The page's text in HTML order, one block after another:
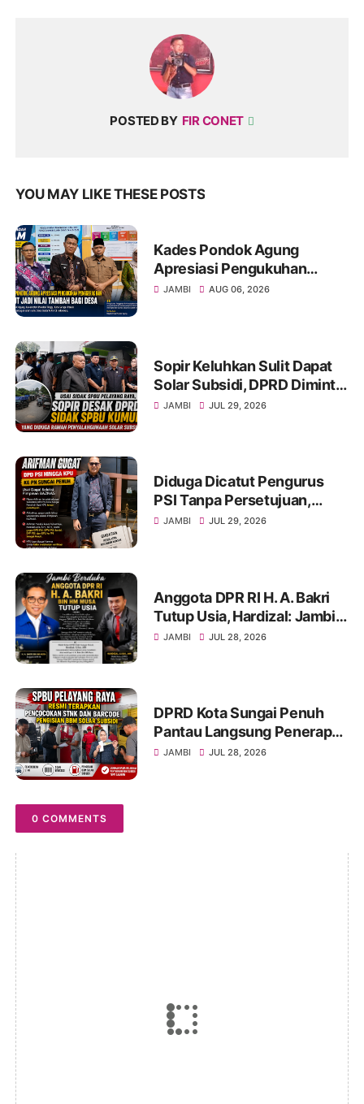
POSTED BY FIR CONET
YOU MAY LIKE THESE POSTS
Kades Pondok Agung
Apresiasi Pengukuhan
Penggerak HAM, Sebut Jadi
JAMBI AUG 06, 2026
Sopir Keluhkan Sulit Dapat
Solar Subsidi, DPRD Diminta
Sidak SPBU Kumun
JAMBI JUL 29, 2026
Diduga Dicatut Pengurus
PSI Tanpa Persetujuan,
Arifman Resmi Gugat DPD
JAMBI JUL 29, 2026
Anggota DPR RI H. A. Bakri
Tutup Usia, Hardizal: Jambi
Kehilangan Salah Satu Putra
JAMBI JUL 28, 2026
DPRD Kota Sungai Penuh
Pantau Langsung Penerapan
Pencocokan STNK di SPBU
JAMBI JUL 28, 2026
0 COMMENTS